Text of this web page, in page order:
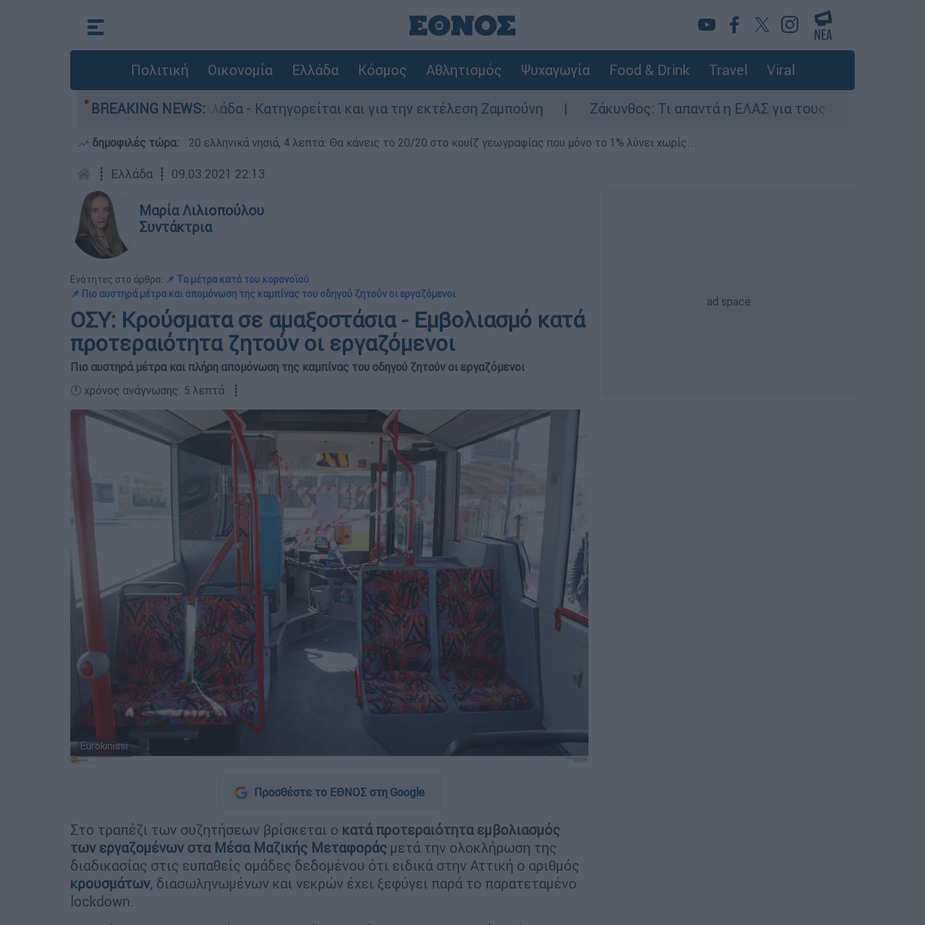
Πολιτική Οικονομία Ελλάδα Κόσμος Αθλητισμός Ψυχαγωγία Food & Drink Travel Viral
BREAKING NEWS:
στην Ελλάδα - Κατηγορείται και για την εκτέλεση Ζαμπούνη Ζάκυνθος: Τι απαντά η ΕΛΑΣ για τους 8 βιασμούς
δημοφιλές τώρα: 20 ελληνικά νησιά, 4 λεπτά: Θα κάνεις το 20/20 στο κουίζ γεωγραφίας που μόνο το 1% λύνει χωρίς...
┋ Ελλάδα ┋ 09.03.2021 22:13
Μαρία Λιλιοπούλου
Συντάκτρια
Ενότητες στο άρθρο: 📌 Τα μέτρα κατά του κορονοϊού
📌 Πιο αυστηρά μέτρα και απομόνωση της καμπίνας του οδηγού ζητούν οι εργαζόμενοι
ΟΣΥ: Κρούσματα σε αμαξοστάσια - Εμβολιασμό κατά
προτεραιότητα ζητούν οι εργαζόμενοι
Πιο αυστηρά μέτρα και πλήρη απομόνωση της καμπίνας του οδηγού ζητούν οι εργαζόμενοι
🕛 χρόνος ανάγνωσης: 5 λεπτά ┋
Eurokinissi
Προσθέστε το ΕΘΝΟΣ στη Google
Στο τραπέζι των συζητήσεων βρίσκεται ο κατά προτεραιότητα εμβολιασμός
των εργαζομένωνστα Μέσα Μαζικής Μεταφοράς μετά την ολοκλήρωση της
διαδικασίας στις ευπαθείς ομάδες δεδομένου ότι ειδικά στην Αττική ο αριθμός
κρουσμάτων, διασωληνωμένων και νεκρών έχει ξεφύγει παρά το παρατεταμένο
lockdown.